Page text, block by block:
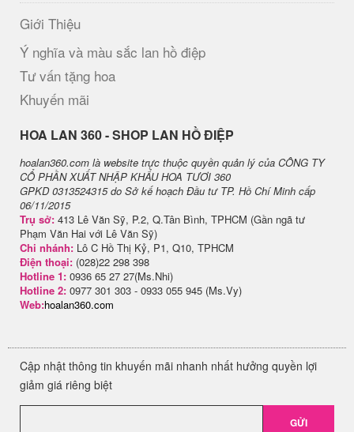
Giới Thiệu
Ý nghĩa và màu sắc lan hồ điệp
Tư vấn tặng hoa
Khuyến mãi
H​OA LAN 360 - SHOP LAN HỒ ĐIỆP
hoalan360.com là website trực thuộc quyền quản lý của CÔNG TY
CỔ PHẦN XUẤT NHẬP KHẨU HOA TƯƠI 360
GPKD 0313524315 do Sở kế hoạch Đầu tư TP. Hồ Chí Minh cấp
06/11/2015
Trụ sở: 413 Lê Văn Sỹ, P.2, Q.Tân Bình, TPHCM (Gần ngã tư
Phạm Văn Hai với Lê Văn Sỹ)
Chi nhánh: Lô C Hồ Thị Kỷ, P1, Q10, TPHCM
Điện thoại: (028)22 298 398
Hotline 1: 0936 65 27 27(Ms.Nhi)
Hotline 2: 0977 301 303 - 0933 055 945 (Ms.Vy)
Web:hoalan360.com
Cập nhật thông tin khuyến mãi nhanh nhất hưởng quyền lợi
giảm giá riêng biệt
GỬI